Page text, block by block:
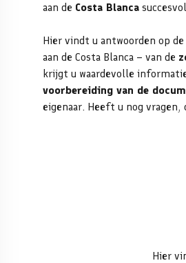
aan de Costa Blanca
Hier vindt u antwoorden op
aan de Costa Blanca – van de
krijgt u waardevolle
voorbereiding van de
eigenaar. Heeft u nog vragen,
Hier